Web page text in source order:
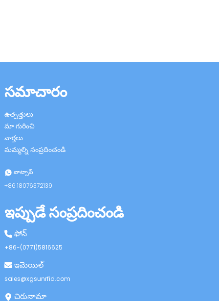
సమాచారం
ఉత్పత్తులు
మా గురించి
వార్తలు
మమ్మల్ని సంప్రదించండి
వాట్సాప్
+86 18076372139
ఇప్పుడే సంప్రదించండి
ఫోన్
+86-(0771)5816625
ఇమెయిల్
sales@xgsunrfid.com
చిరునామా